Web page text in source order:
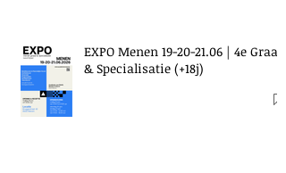
EXPO Menen 19-20-21.06 | 4e Graad
& Specialisatie (+18j)